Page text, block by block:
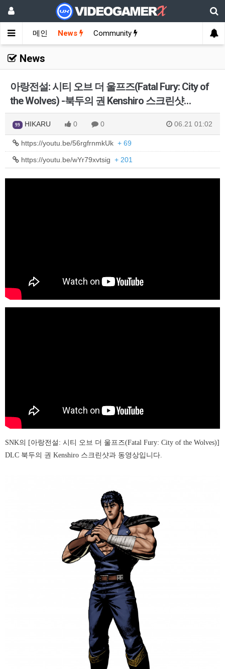
메인 News Community
News
아랑전설: 시티 오브 더 울프즈(Fatal Fury: City of
the Wolves) -북두의 권 Kenshiro 스크린샷…
99 HIKARU 0 0 06.21 01:02
https://youtu.be/56rgfrnmkUk + 69
https://youtu.be/wYr79xvtsig + 201
SNK의 [아랑전설: 시티 오브 더 울프즈(Fatal Fury: City of the Wolves)]
DLC 북두의 권 Kenshiro 스크린샷과 동영상입니다.